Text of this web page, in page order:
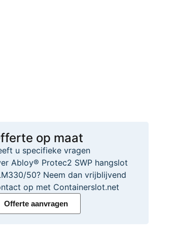
op maat
u specifieke vragen
Abloy® Protec2 SWP hangslot
50? Neem dan vrijblijvend
op met Containerslot.net
Offerte aanvragen